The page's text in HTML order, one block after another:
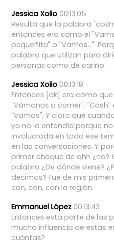
Jessica Xolio 00:13:05
Resulta que la palabra
entonces era como el
pequeñita" o "Vamos...".
palabra que utilizan para
personas como de cariño.
Jessica Xolio 00:13:18
Entonces [ok] era como que
"Vámonos a comer". "Cosh"
"Vamos". Y claro que
yo no la entendía porque no
involucrada en todo ese
en las conversaciones. Y
primer choque de ahh ¿no?
palabra ¿De dónde viene?
decimos? Fue de mis
con, con, con la región.
Emmanuel López 00:13:43
Entonces esta parte de las
mucha influencia de estas
cuántas?